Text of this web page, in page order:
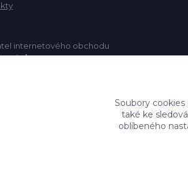
internetového obchodu
Soubory
také ke
oblíbeného